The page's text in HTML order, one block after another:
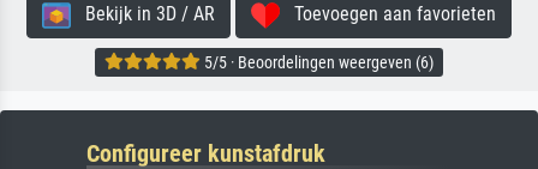
Bekijk in 3D / AR Toevoegen aan favorieten
5/5 · Beoordelingen weergeven (6)
Configureer kunstafdruk